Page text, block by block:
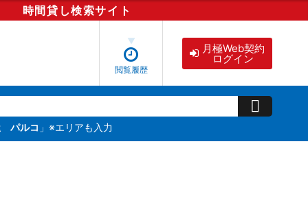
時間貸し検索サイト
閲覧履歴
月極Web契約
ログイン
パルコ 」※エリアも入力